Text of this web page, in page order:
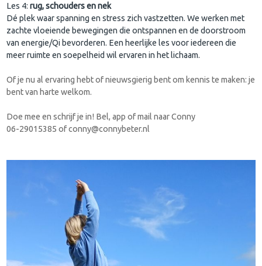
Les 4:rug, schouders en nek
Dé plek waar spanning en stress zich vastzetten. We werken met
zachte vloeiende bewegingen die ontspannen en de doorstroom
van energie/Qi bevorderen. Een heerlijke les voor iedereen die
meer ruimte en soepelheid wil ervaren in het lichaam.
Of je nu al ervaring hebt of nieuwsgierig bent om kennis te maken: je
bent van harte welkom.
Doe mee en schrijf je in! Bel, app of mail naar Conny
06-29015385 of conny@connybeter.nl